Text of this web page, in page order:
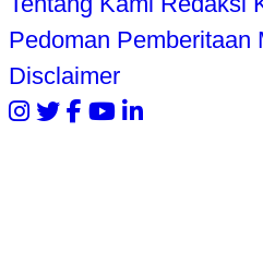
Pedoman Pemberitaan
Disclaimer